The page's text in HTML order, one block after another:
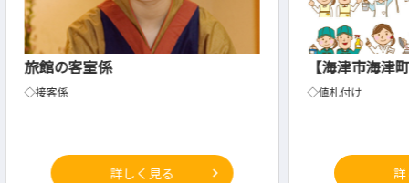
【海津市海津町】値札付け
詳しく見る
建設